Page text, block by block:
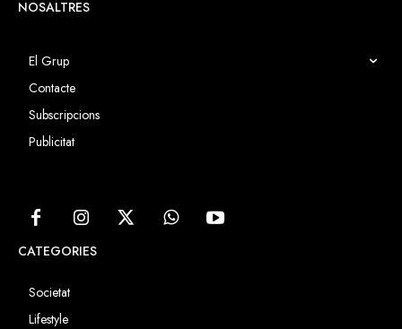
NOSALTRES
El Grup
Contacte
Subscripcions
Publicitat
CATEGORIES
Societat
Lifestyle